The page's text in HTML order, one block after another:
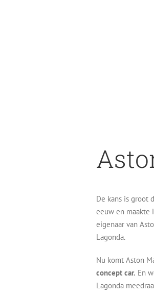
De kans is groot
eeuw en maakte
eigenaar van
Lagonda.
Nu komt Aston
concept car. En
Lagonda